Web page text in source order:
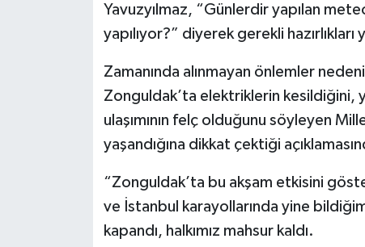
Yavuzyılmaz, “Günlerdir yapılan
yapılıyor?” diyerek gerekli
Zamanında alınmayan önlemler
Zonguldak’ta elektriklerin kesildiğini,
ulaşımının felç olduğunu söyleyen
yaşandığına dikkat çektiği
“Zonguldak’ta bu akşam etkisini
ve İstanbul karayollarında yine
kapandı, halkımız mahsur kaldı.